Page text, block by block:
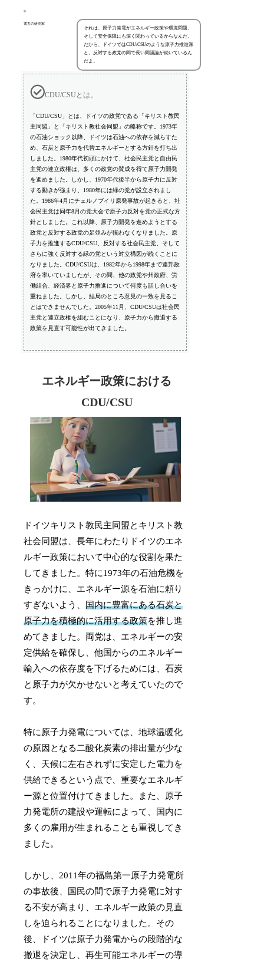
電力の研究家
それは、原子力発電がエネルギー政策や環境問題、
そして安全保障にも深く関わっているからなんだ。
だから、ドイツではCDU/CSUのような原子力推進派
と、反対する政党の間で長い間議論が続いているん
だよ。
CDU/CSUとは。
「CDU/CSU」とは、ドイツの政党である「キリスト教民
主同盟」と「キリスト教社会同盟」の略称です。1973年
の石油ショック以降、ドイツは石油への依存を減らすた
め、石炭と原子力を代替エネルギーとする方針を打ち出
しました。1980年代初頭にかけて、社会民主党と自由民
主党の連立政権は、多くの政党の賛成を得て原子力開発
を進めました。しかし、1970年代後半から原子力に反対
する動きが強まり、1980年には緑の党が設立されまし
た。1986年4月にチェルノブイリ原発事故が起きると、社
会民主党は同年8月の党大会で原子力反対を党の正式な方
針としました。これ以降、原子力開発を進めようとする
政党と反対する政党の足並みが揃わなくなりました。原
子力を推進するCDU/CSU、反対する社会民主党、そして
さらに強く反対する緑の党という対立構図が続くことに
なりました。CDU/CSUは、1982年から1998年まで連邦政
府を率いていましたが、その間、他の政党や州政府、労
働組合、経済界と原子力推進について何度も話し合いを
重ねました。しかし、結局のところ意見の一致を見るこ
とはできませんでした。2005年11月、CDU/CSUは社会民
主党と連立政権を組むことになり、原子力から撤退する
政策を見直す可能性が出てきました。
エネルギー政策における
CDU/CSU
ドイツキリスト教民主同盟とキリスト教
社会同盟は、長年にわたりドイツのエネ
ルギー政策において中心的な役割を果た
してきました。特に1973年の石油危機を
きっかけに、エネルギー源を石油に頼り
すぎないよう、国内に豊富にある石炭と
原子力を積極的に活用する政策を推し進
めてきました。両党は、エネルギーの安
定供給を確保し、他国からのエネルギー
輸入への依存度を下げるためには、石炭
と原子力が欠かせないと考えていたので
す。
特に原子力発電については、地球温暖化
の原因となる二酸化炭素の排出量が少な
く、天候に左右されずに安定した電力を
供給できるという点で、重要なエネルギ
ー源と位置付けてきました。また、原子
力発電所の建設や運転によって、国内に
多くの雇用が生まれることも重視してき
ました。
しかし、2011年の福島第一原子力発電所
の事故後、国民の間で原子力発電に対す
る不安が高まり、エネルギー政策の見直
しを迫られることになりました。その
後、ドイツは原子力発電からの段階的な
撤退を決定し、再生可能エネルギーの導